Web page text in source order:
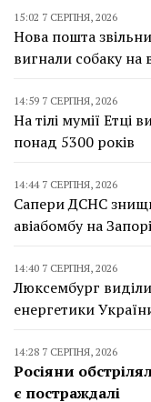
15:02 7 СЕРПНЯ, 2026
Нова пошта
вигнали собаку на
14:59 7 СЕРПНЯ, 2026
На тілі мумії Етці
понад 5300 років
14:44 7 СЕРПНЯ, 2026
Сапери ДСНС
авіабомбу на
14:40 7 СЕРПНЯ, 2026
Люксембург
енергетики
14:28 7 СЕРПНЯ, 2026
Росіяни
є постраждалі